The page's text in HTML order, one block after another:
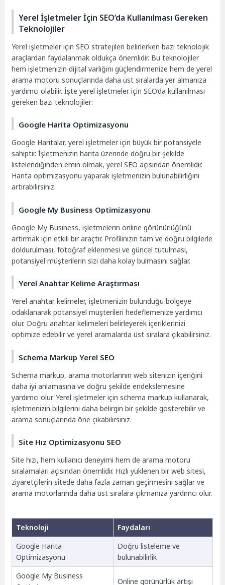
Yerel İşletmeler İçin SEO’da Kullanılması Gereken
Teknolojiler
Yerel işletmeler için SEO stratejileri belirlerken bazı teknolojik
araçlardan faydalanmak oldukça önemlidir. Bu teknolojiler
hem işletmenizin dijital varlığını güçlendirmenize hem de yerel
arama motoru sonuçlarında daha üst sıralarda yer almanıza
yardımcı olabilir. İşte yerel işletmeler için SEO’da kullanılması
gereken bazı teknolojiler:
Google Harita Optimizasyonu
Google Haritalar, yerel işletmeler için büyük bir potansiyele
sahiptir. İşletmenizin harita üzerinde doğru bir şekilde
listelendiğinden emin olmak, yerel SEO açısından önemlidir.
Harita optimizasyonu yaparak işletmenizin bulunabilirliğini
artırabilirsiniz.
Google My Business Optimizasyonu
Google My Business, işletmelerin online görünürlüğünü
artırmak için etkili bir araçtır. Profilinizin tam ve doğru bilgilerle
doldurulması, fotoğraf eklenmesi ve güncel tutulması,
potansiyel müşterilerin sizi daha kolay bulmasını sağlar.
Yerel Anahtar Kelime Araştırması
Yerel anahtar kelimeler, işletmenizin bulunduğu bölgeye
odaklanarak potansiyel müşterileri hedeflemenize yardımcı
olur. Doğru anahtar kelimeleri belirleyerek içeriklerinizi
optimize edebilir ve yerel aramalarda üst sıralara çıkabilirsiniz.
Schema Markup Yerel SEO
Schema markup, arama motorlarının web sitenizin içeriğini
daha iyi anlamasına ve doğru şekilde endekslemesine
yardımcı olur. Yerel işletmeler için schema markup kullanarak,
işletmenizin bilgilerini daha belirgin bir şekilde gösterebilir ve
arama sonuçlarında öne çıkabilirsiniz.
Site Hız Optimizasyonu SEO
Site hızı, hem kullanıcı deneyimi hem de arama motoru
sıralamaları açısından önemlidir. Hızlı yüklenen bir web sitesi,
ziyaretçilerin sitede daha fazla zaman geçirmesini sağlar ve
arama motorlarında daha üst sıralara çıkmanıza yardımcı olur.
Teknoloji
Faydaları
Google Harita
Optimizasyonu
Doğru listeleme ve
bulunabilirlik
Google My Business
Online görünürlük artışı